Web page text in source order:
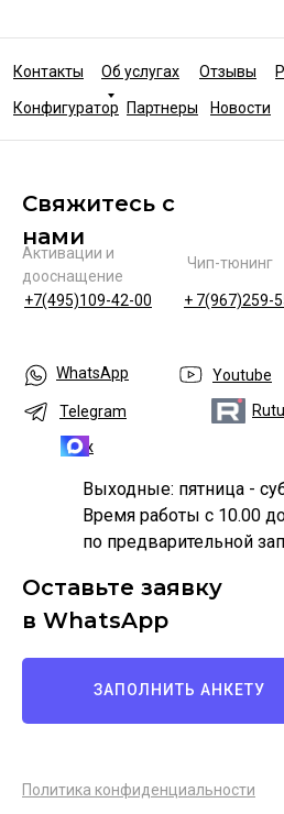
Конфигуратор
Отзывы
Об услугах
Партнеры Новости
Контакты
Чип-тюнинг
+ 7(967)259-
Политика конфиденциальности
Активации и
дооснащение
Оставьте заявку
в WhatsApp
Свяжитесь с
нами
ЗАПОЛНИТЬ АНКЕТУ
WhatsApp
Telegram
Max
+7(495)109-42-00
Youtube
Выходные: пятница -
Время работы с 10.00
по предварительной